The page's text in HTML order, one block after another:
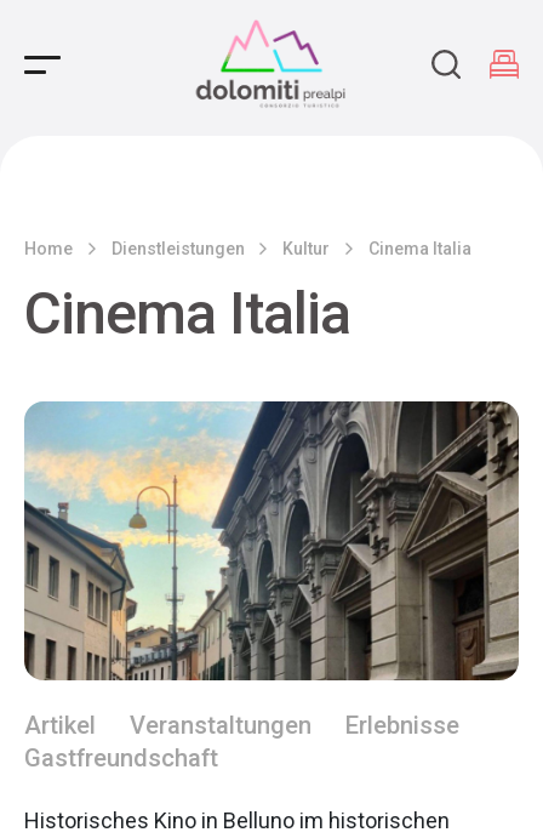
Main Navigation
Home Dienstleistungen Kultur Cinema Italia
Cinema Italia
Artikel Veranstaltungen
Erlebnisse
Gastfreundschaft
Historisches Kino in Belluno im historischen